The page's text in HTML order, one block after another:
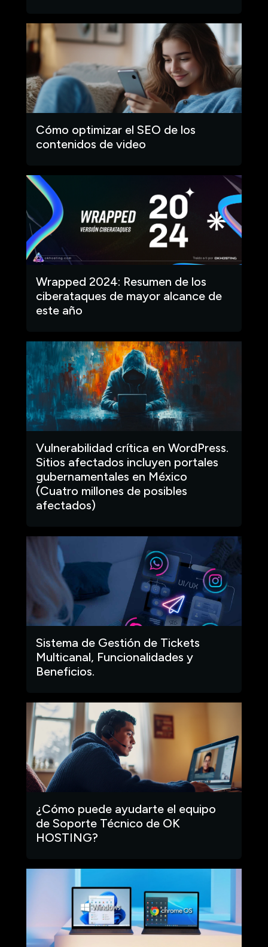
Cómo optimizar el SEO de los
contenidos de video
Wrapped 2024: Resumen de los
ciberataques de mayor alcance de
este año
Vulnerabilidad crítica en WordPress.
Sitios afectados incluyen portales
gubernamentales en México
(Cuatro millones de posibles
afectados)
Sistema de Gestión de Tickets
Multicanal, Funcionalidades y
Beneficios.
¿Cómo puede ayudarte el equipo
de Soporte Técnico de OK
HOSTING?